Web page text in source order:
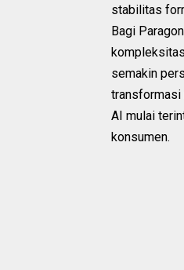
stabilitas
Bagi
semakin
transformasi
AI mulai
konsumen.